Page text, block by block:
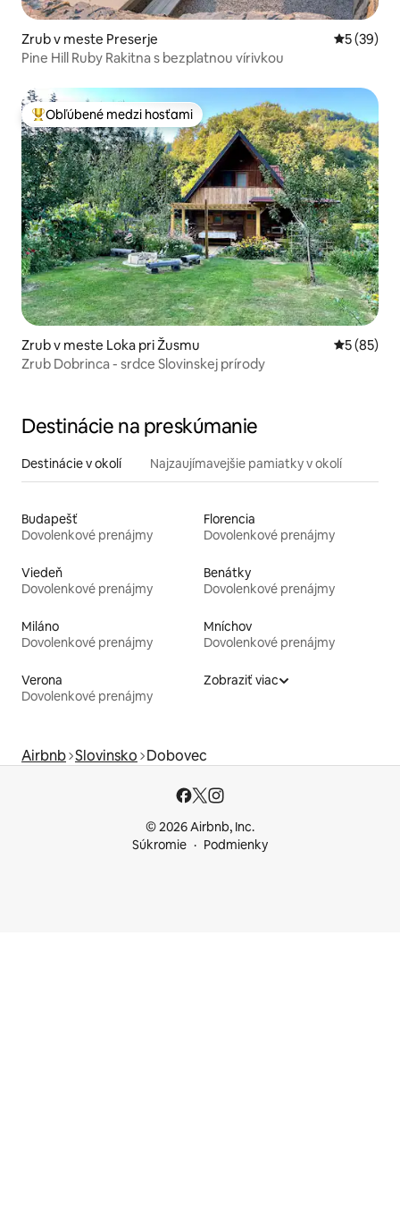
Zrub v meste Preserje
5 (39)
Pine Hill Ruby Rakitna s bezplatnou vírivkou
Najobľúbenejšie medzi hosťami
Obľúbené medzi hosťami
Zrub v meste Loka pri Žusmu
5 (85)
Zrub Dobrinca - srdce Slovinskej prírody
Destinácie na preskúmanie
Destinácie v okolí Najzaujímavejšie pamiatky v okolí
Budapešť
Dovolenkové prenájmy
Florencia
Dovolenkové prenájmy
Viedeň
Dovolenkové prenájmy
Benátky
Dovolenkové prenájmy
Miláno
Dovolenkové prenájmy
Mníchov
Dovolenkové prenájmy
Verona
Dovolenkové prenájmy
Zobraziť viac
Airbnb Slovinsko Dobovec
© 2026 Airbnb, Inc.
Súkromie
Podmienky